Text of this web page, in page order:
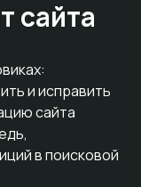
сайта
и исправить
сайта
в поисковой